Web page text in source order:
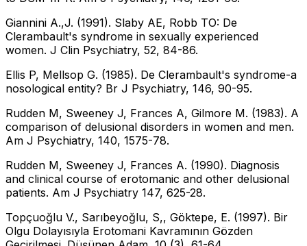
Giannini A.,J. (1991). Slaby AE, Robb TO: De
Clerambault's syndrome in sexually experienced
women. J Clin Psychiatry, 52, 84-86.
Ellis P, Mellsop G. (1985). De Clerambault's syndrome-a
nosological entity? Br J Psychiatry, 146, 90-95.
Rudden M, Sweeney J, Frances A, Gilmore M. (1983). A
comparison of delusional disorders in women and men.
Am J Psychiatry, 140, 1575-78.
Rudden M, Sweeney J, Frances A. (1990). Diagnosis
and clinical course of erotomanic and other delusional
patients. Am J Psychiatry 147, 625-28.
Topçuoğlu V., Sarıbeyoğlu, S,, Göktepe, E. (1997). Bir
Olgu Dolayısıyla Erotomani Kavramının Gözden